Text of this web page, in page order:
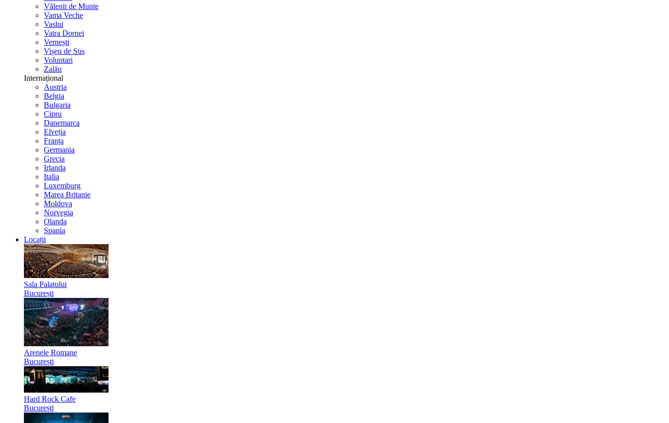
Vălenii de Munte
Vama Veche
Vaslui
Vatra Dornei
Vernești
Vișeu de Sus
Voluntari
Zalău
Internațional
Austria
Belgia
Bulgaria
Cipru
Danemarca
Elveția
Franța
Germania
Grecia
Irlanda
Italia
Luxemburg
Marea Britanie
Moldova
Norvegia
Olanda
Spania
Locații
Sala Palatului
București
Arenele Romane
București
Hard Rock Cafe
București